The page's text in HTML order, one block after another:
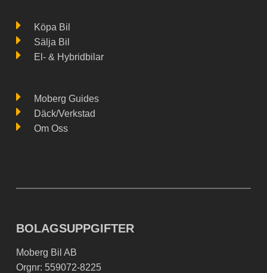
Köpa Bil
Sälja Bil
El- & Hybridbilar
Moberg Guides
Däck/Verkstad
Om Oss
BOLAGSUPPGIFTER
Moberg Bil AB
Orgnr: 559072-8225